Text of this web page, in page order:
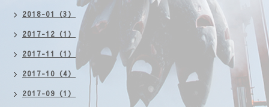
2018-01（3）
2017-12（1）
2017-11（1）
2017-10（4）
2017-09（1）